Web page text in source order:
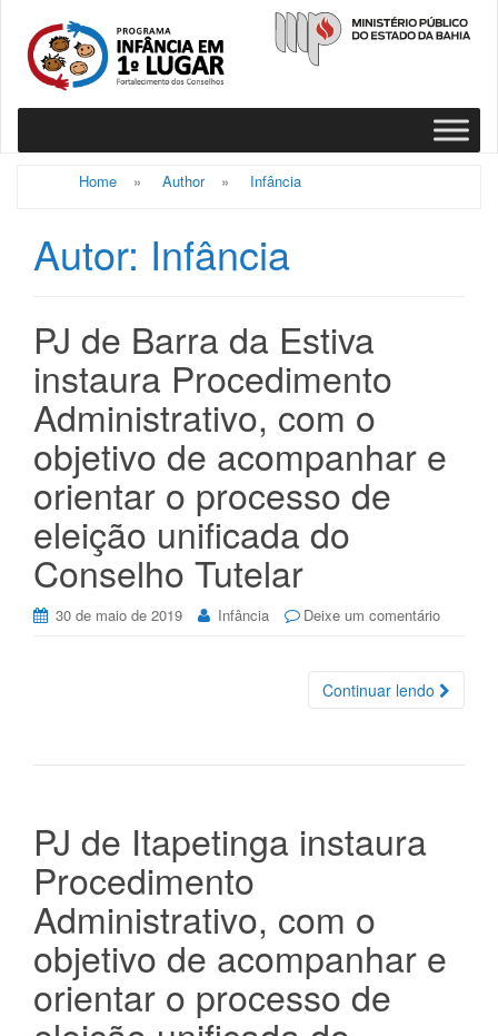
Home » Author » Infância
Autor: Infância
PJ de Barra da Estiva
instaura Procedimento
Administrativo, com o
objetivo de acompanhar e
orientar o processo de
eleição unificada do
Conselho Tutelar
30 de maio de 2019 Infância Deixe um comentário
Continuar lendo
PJ de Itapetinga instaura
Procedimento
Administrativo, com o
objetivo de acompanhar e
orientar o processo de